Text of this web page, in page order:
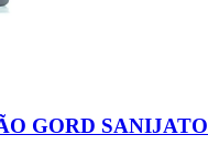
GORD SANIJATO